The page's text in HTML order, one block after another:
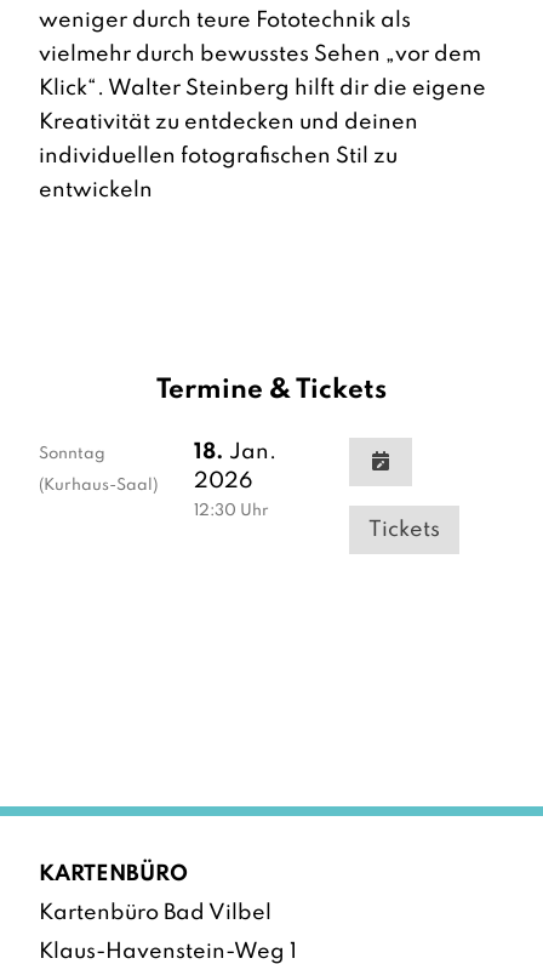
weniger durch teure Fototechnik als
vielmehr durch bewusstes Sehen „vor dem
Klick“. Walter Steinberg hilft dir die eigene
Kreativität zu entdecken und deinen
individuellen fotografischen Stil zu
entwickeln
Termine & Tickets
Sonntag
(Kurhaus-Saal)
18. Jan.
2026
12:30 Uhr
Tickets
KARTENBÜRO
Kartenbüro Bad Vilbel
Klaus-Havenstein-Weg 1